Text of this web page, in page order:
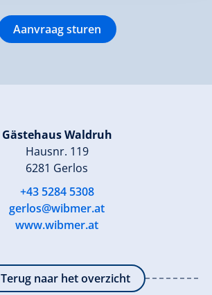
Aanvraag sturen
Gästehaus Waldruh
Hausnr. 119
6281 Gerlos
+43 5284 5308
gerlos@wibmer.at
www.wibmer.at
Terug naar het overzicht